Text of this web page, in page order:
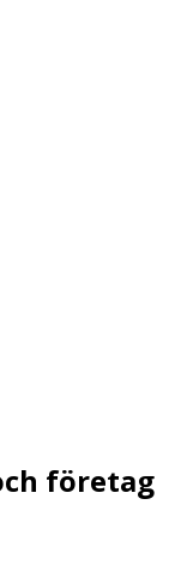
företag